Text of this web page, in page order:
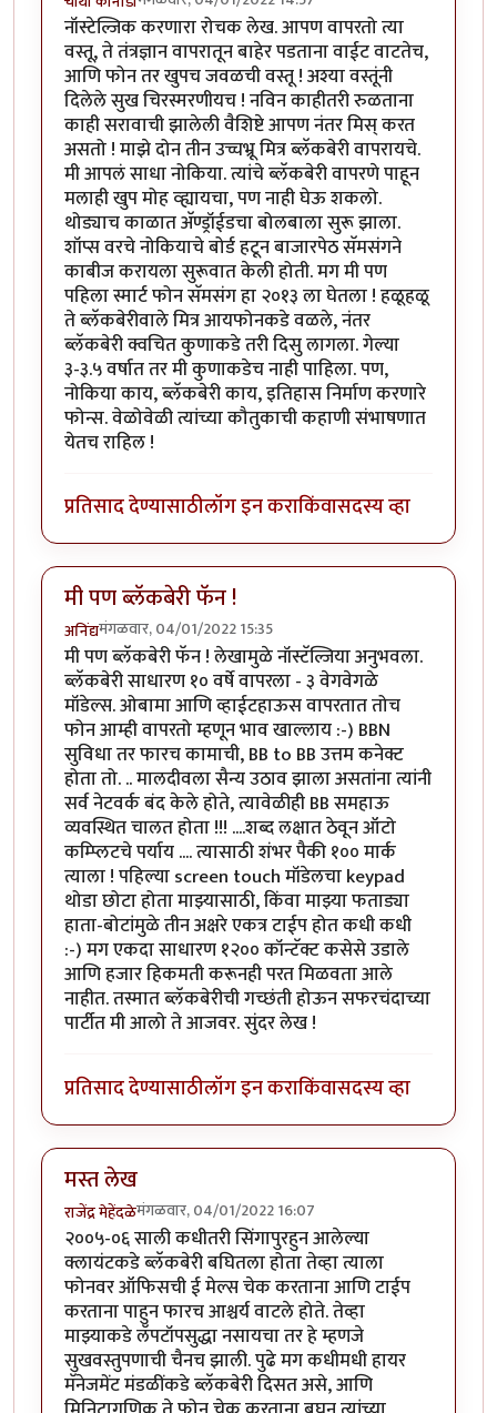
नॉस्टेल्जिक करणारा रोचक लेख. आपण वापरतो त्या
वस्तू, ते तंत्रज्ञान वापरातून बाहेर पडताना वाईट वाटतेच,
आणि फोन तर खुपच जवळची वस्तू ! अश्या वस्तूंनी
दिलेले सुख चिरस्मरणीयच ! नविन काहीतरी रुळताना
काही सरावाची झालेली वैशिष्टे आपण नंतर मिस् करत
असतो ! माझे दोन तीन उच्चभ्रू मित्र ब्लॅकबेरी वापरायचे.
मी आपलं साधा नोकिया. त्यांचे ब्लॅकबेरी वापरणे पाहून
मलाही खुप मोह व्ह्यायचा, पण नाही घेऊ शकलो.
थोड्याच काळात अ‍ॅण्ड्रॉईडचा बोलबाला सुरू झाला.
शॉप्स वरचे नोकियाचे बोर्ड हटून बाजारपेठ सॅमसंगने
काबीज करायला सुरूवात केली होती. मग मी पण
पहिला स्मार्ट फोन सॅमसंग हा २०१३ ला घेतला ! हळूहळू
ते ब्लॅकबेरीवाले मित्र आयफोनकडे वळले, नंतर
ब्लॅकबेरी क्वचित कुणाकडे तरी दिसु लागला. गेल्या
३-३.५ वर्षात तर मी कुणाकडेच नाही पाहिला. पण,
नोकिया काय, ब्लॅकबेरी काय, इतिहास निर्माण करणारे
फोन्स. वेळोवेळी त्यांच्या कौतुकाची कहाणी संभाषणात
येतच राहिल !
प्रतिसाद देण्यासाठीलॉग इन कराकिंवासदस्य व्हा
मी पण ब्लॅकबेरी फॅन !
अनिंद्यमंगळवार, 04/01/2022 15:35
मी पण ब्लॅकबेरी फॅन ! लेखामुळे नॉस्टॅल्जिया अनुभवला.
ब्लॅकबेरी साधारण १० वर्षे वापरला - ३ वेगवेगळे
मॉडेल्स. ओबामा आणि व्हाईटहाऊस वापरतात तोच
फोन आम्ही वापरतो म्हणून भाव खाल्लाय :-) BBN
सुविधा तर फारच कामाची, BB to BB उत्तम कनेक्ट
होता तो. .. मालदीवला सैन्य उठाव झाला असतांना त्यांनी
सर्व नेटवर्क बंद केले होते, त्यावेळीही BB समहाऊ
व्यवस्थित चालत होता !!! ....शब्द लक्षात ठेवून ऑटो
कम्प्लिटचे पर्याय .... त्यासाठी शंभर पैकी १०० मार्क
त्याला ! पहिल्या screen touch मॉडेलचा keypad
थोडा छोटा होता माझ्यासाठी, किंवा माझ्या फताड्या
हाता-बोटांमुळे तीन अक्षरे एकत्र टाईप होत कधी कधी
:-) मग एकदा साधारण १२०० कॉन्टॅक्ट कसेसे उडाले
आणि हजार हिकमती करूनही परत मिळवता आले
नाहीत. तस्मात ब्लॅकबेरीची गच्छंती होऊन सफरचंदाच्या
पार्टीत मी आलो ते आजवर. सुंदर लेख !
प्रतिसाद देण्यासाठीलॉग इन कराकिंवासदस्य व्हा
मस्त लेख
राजेंद्र मेहेंदळेमंगळवार, 04/01/2022 16:07
२००५-०६ साली कधीतरी सिंगापुरहुन आलेल्या
क्लायंटकडे ब्लॅकबेरी बघितला होता तेव्हा त्याला
फोनवर ऑफिसची ई मेल्स चेक करताना आणि टाईप
करताना पाहुन फारच आश्चर्य वाटले होते. तेव्हा
माझ्याकडे लॅपटॉपसुद्धा नसायचा तर हे म्हणजे
सुखवस्तुपणाची चैनच झाली. पुढे मग कधीमधी हायर
मॅनेजमेंट मंडळींकडे ब्लॅकबेरी दिसत असे, आणि